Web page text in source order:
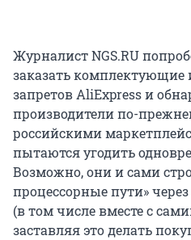
Журналист NGS.RU
заказать комплектующие
запретов AliExpress и
производители по-
российскими
пытаются угодить
Возможно, они и сами
процессорные пути»
(в том числе вместе с
заставляя это делать